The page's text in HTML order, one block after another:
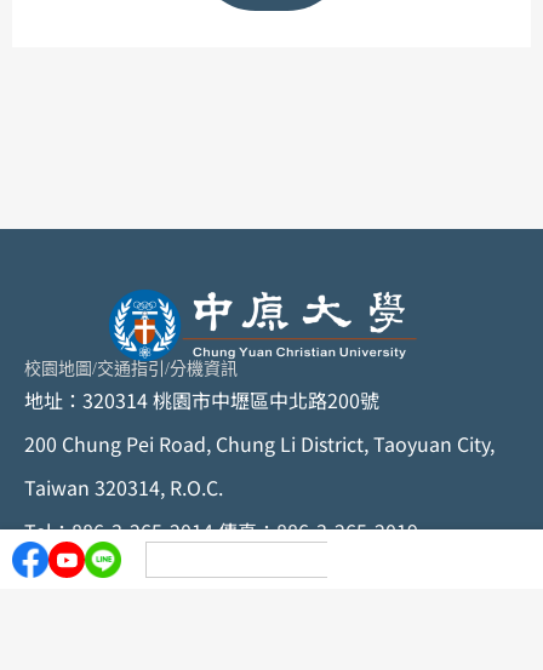
校園地圖/交通指引 /分機資訊
地址：320314 桃園市中壢區中北路200號
200 Chung Pei Road, Chung Li District, Taoyuan City,
Taiwan 320314, R.O.C.
Tel：886-3-265-2014 傳真：886-3-265-2019
© 中原大學版權所有，任何形式之轉載，請與中原大學秘